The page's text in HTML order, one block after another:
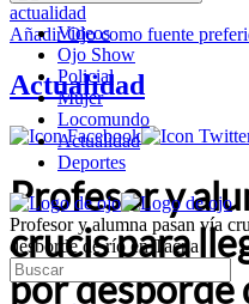
Videos
Ojo Show
Policial
Mujer
Locomundo
Actualidad
Deportes
Profesor y alumna pasan vía
desborde de río en Tacna
actualidad
AñadirOjocomo fuente
Actualidad
Profesor y
crucis para
por desborde